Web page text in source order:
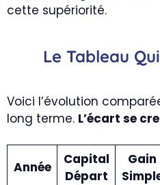
cette supériorité.
Le Tableau
Voici l’évolution
long terme. L’écart se
Année
Capital
Départ
Gain